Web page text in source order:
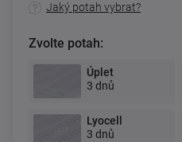
Jaký potah vybrat?
Zvolte potah:
Úplet
3 dnů
Lyocell
3 dnů